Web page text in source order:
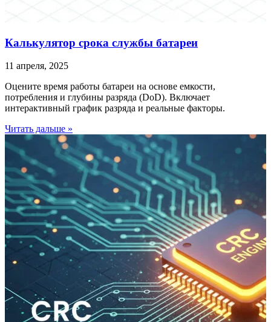
Калькулятор срока службы батареи
11 апреля, 2025
Оцените время работы батареи на основе емкости,
потребления и глубины разряда (DoD). Включает
интерактивный график разряда и реальные факторы.
Читать дальше »